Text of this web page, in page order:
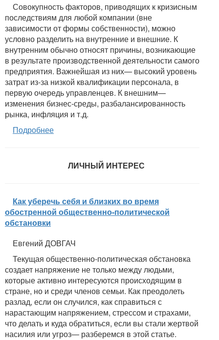
Совокупность факторов, приводящих к кризисным
последствиям для любой компании (вне
зависимости от формы собственности), можно
условно разделить на внутренние и внешние. К
внутренним обычно относят причины, возникающие
в результате производственной деятельности самого
предприятия. Важнейшая из них— высокий уровень
затрат из-за низкой квалификации персонала, в
первую очередь управленцев. К внешним—
изменения бизнес-среды, разбалансированность
рынка, инфляция и т.д.
Подробнее
ЛИЧНЫЙ ИНТЕРЕС
Как уберечь себя и близких во время
обостренной общественно-политической
обстановки
Евгений ДОВГАЧ
Текущая общественно-политическая обстановка
создает напряжение не только между людьми,
которые активно интересуются происходящим в
стране, но и среди членов семьи. Как преодолеть
разлад, если он случился, как справиться с
нарастающим напряжением, стрессом и страхами,
что делать и куда обратиться, если вы стали жертвой
насилия или угроз— разберемся в этой статье.